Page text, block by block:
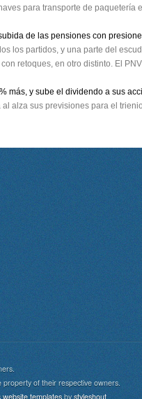
para transporte de paquetería
de las pensiones con
los partidos, y una parte del
retoques, en otro distinto. El
más, y sube el dividendo a sus
alza sus previsiones para el
of their respective owners.
website templates by styleshout